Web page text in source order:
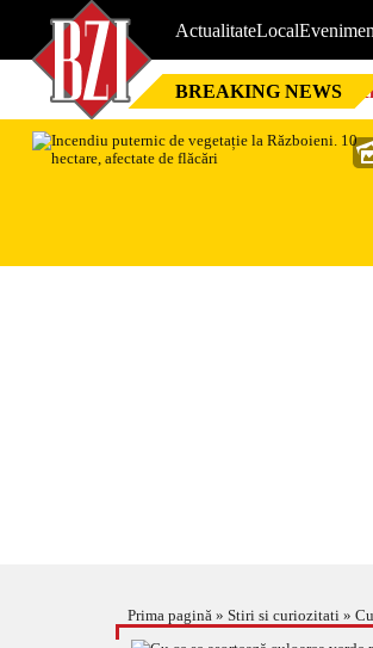
ActualitateLocal
BREAKING NEWS
Prima pagină » Stiri si curiozitati »